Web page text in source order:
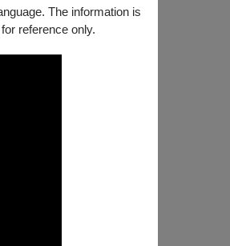
The information is
reference only.
鬆譏諷。希望能
現這個人騙人
的騙局中，能